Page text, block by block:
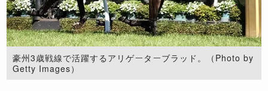
豪州3歳戦線で活躍するアリゲーターブラッド。（Photo by
Getty Images）